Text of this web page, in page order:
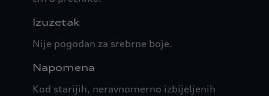
Izuzetak
Nije pogodan za srebrne boje.
Napomena
Kod starijih, neravnomerno izbijeljenih